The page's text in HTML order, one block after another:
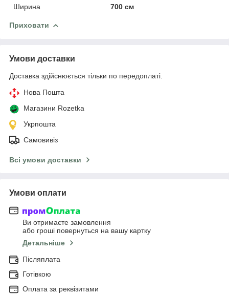
Ширина 700 см
Приховати
Умови доставки
Доставка здійснюється тільки по передоплаті.
Нова Пошта
Магазини Rozetka
Укрпошта
Самовивіз
Всі умови доставки
Умови оплати
Ви отримаєте замовлення
або гроші повернуться на вашу картку
Детальніше
Післяплата
Готівкою
Оплата за реквізитами